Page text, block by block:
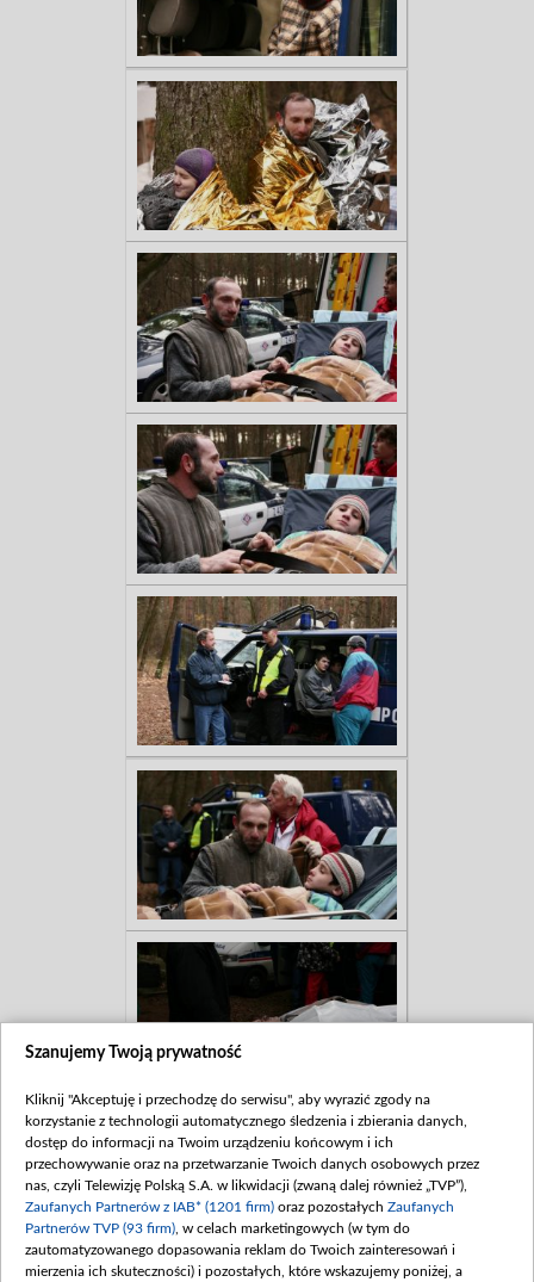
Szanujemy Twoją prywatność
Kliknij "Akceptuję i przechodzę do serwisu", aby wyrazić zgody na
korzystanie z technologii automatycznego śledzenia i zbierania danych,
dostęp do informacji na Twoim urządzeniu końcowym i ich
przechowywanie oraz na przetwarzanie Twoich danych osobowych przez
nas, czyli Telewizję Polską S.A. w likwidacji (zwaną dalej również „TVP”),
Zaufanych Partnerów z IAB* (1201 firm) oraz pozostałych Zaufanych
Partnerów TVP (93 firm) , w celach marketingowych (w tym do
zautomatyzowanego dopasowania reklam do Twoich zainteresowań i
mierzenia ich skuteczności) i pozostałych, które wskazujemy poniżej, a